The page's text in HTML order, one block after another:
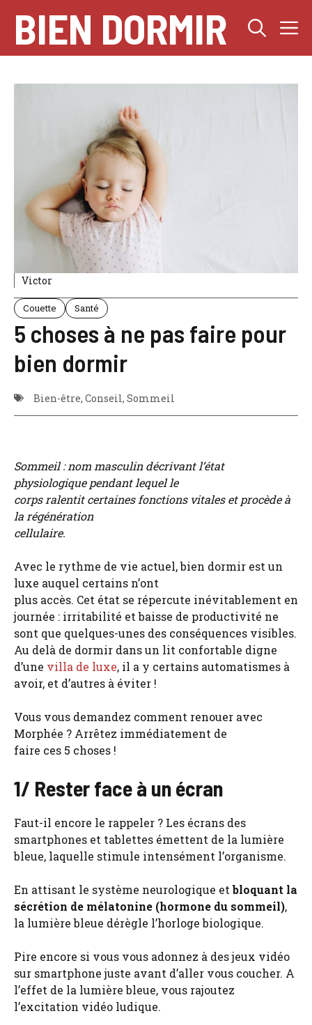
contenu
BIEN DORMIR
Victor
Couette Santé
5 choses à ne pas faire pour
bien dormir
Bien-être, Conseil, Sommeil
Sommeil : nom masculin décrivant l’état
physiologique pendant lequel le
corps ralentit certaines fonctions vitales et procède à
la régénération
cellulaire.
Avec le rythme de vie actuel, bien dormir est un
luxe auquel certains n’ont
plus accès. Cet état se répercute inévitablement en
journée : irritabilité et baisse de productivité ne
sont que quelques-unes des conséquences visibles.
Au delà de dormir dans un lit confortable digne
d’une villa de luxe, il a y certains automatismes à
avoir, et d’autres à éviter !
Vous vous demandez comment renouer avec
Morphée ? Arrêtez immédiatement de
faire ces 5 choses !
1/ Rester face à un écran
Faut-il encore le rappeler ? Les écrans des
smartphones et tablettes émettent de la lumière
bleue, laquelle stimule intensément l’organisme.
En attisant le système neurologique etbloquant la
sécrétion de mélatonine (hormone du sommeil),
la lumière bleue dérègle l’horloge biologique.
Pire encore si vous vous adonnez à des jeux vidéo
sur smartphone juste avant d’aller vous coucher. A
l’effet de la lumière bleue, vous rajoutez
l’excitation vidéo ludique.